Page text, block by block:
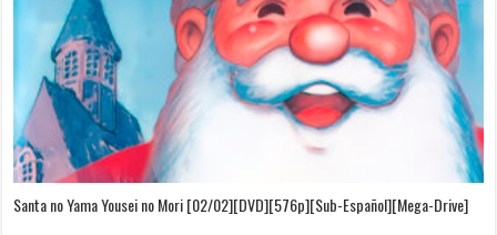
Santa no Yama Yousei no Mori [02/02][DVD][576p][Sub-Español][Mega-Drive]